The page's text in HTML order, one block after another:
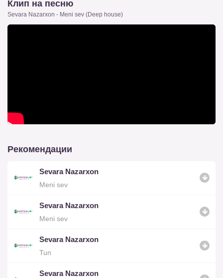
Клип на песню
Sevara Nazarxon - Meni sev (Deep house)
Рекомендации
Sevara Nazarxon
Meni sev
Sevara Nazarxon
Meni sev
Sevara Nazarxon
Tun
Sevara Nazarxon